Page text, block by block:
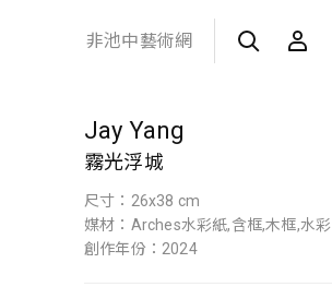
非池中藝術網
Jay Yang
霧光浮城
尺寸：26x38 cm
媒材：Arches水彩紙,含框,木框,水彩
創作年份：2024